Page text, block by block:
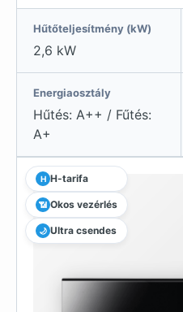
Hűtőteljesítmény (kW)
2,6 kW
Energiaosztály
Hűtés: A++ / Fűtés:
A+
H H-tarifa
📶 Okos vezérlés
🌙 Ultra csendes